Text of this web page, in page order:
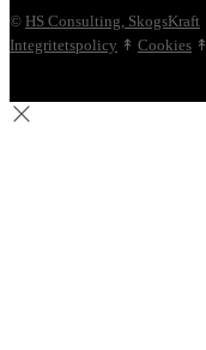
© HS Consulting, SkogsKraft
Integritetspolicy ↟ Cookies ↟